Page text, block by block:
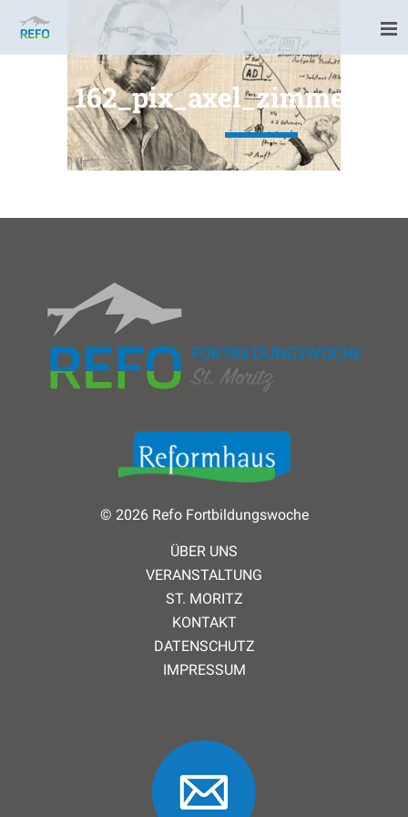
© 2026 Refo Fortbildungswoche
ÜBER UNS
VERANSTALTUNG
ST. MORITZ
KONTAKT
DATENSCHUTZ
IMPRESSUM